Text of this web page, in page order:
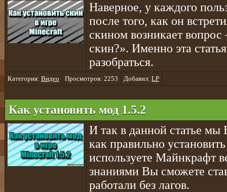
Наверное, у каждого
после того, как он
скином возникает
скин?». Именно эта
разобраться.
Категория: Видео Просмотров: 2253 Добавил: LP
Как установить мод 1.5.2
И так в данной статье
как правильно
используете Майнкрафт
знаниями Вы сможете
работали без лагов.